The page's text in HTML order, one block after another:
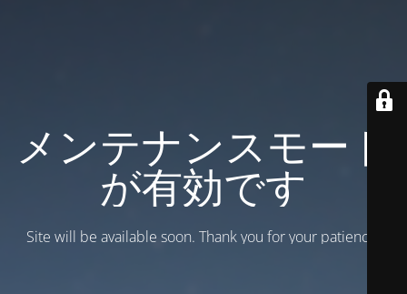
メンテナンスモード
が有効です
Site will be available soon. Thank you for your patience!